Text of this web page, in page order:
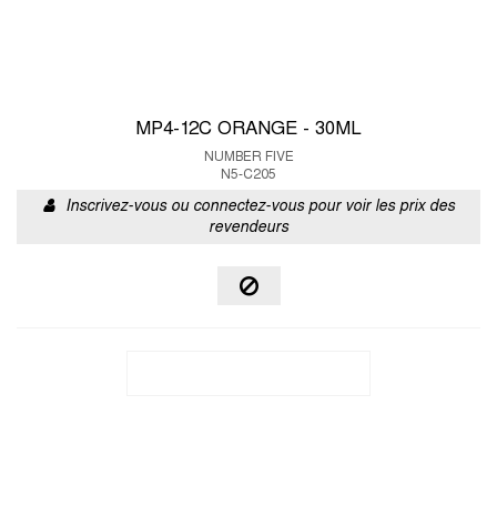
MP4-12C ORANGE - 30ML
NUMBER FIVE
N5-C205
Inscrivez-vous ou connectez-vous pour voir les prix des
revendeurs